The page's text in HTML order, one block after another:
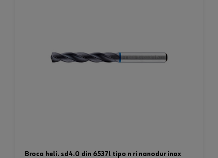
broca heli. sd4.0 din 6537l tipo n ri nanodur inox